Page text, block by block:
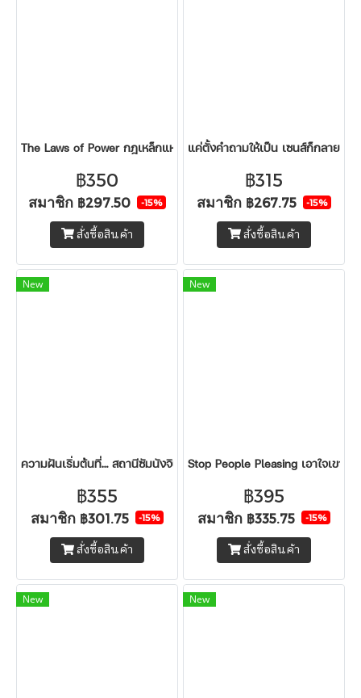
The Laws of Power กฎเหล็กแห่งอำนาจ
฿350
สมาชิก ฿297.50 -15%
สั่งซื้อสินค้า
แค่ตั้งคำถามให้เป็น เซนส์ก็กลายเป็
฿315
สมาชิก ฿267.75 -15%
สั่งซื้อสินค้า
New
ความฝันเริ่มต้นที่… สถานีซัมนังจิน
฿355
สมาชิก ฿301.75 -15%
สั่งซื้อสินค้า
New
Stop People Pleasing เอาใจเขา ใจ
฿395
สมาชิก ฿335.75 -15%
สั่งซื้อสินค้า
New New